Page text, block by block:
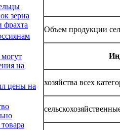
зерна
фрахта
на
цены на
Объем продукции
хозяйства всех